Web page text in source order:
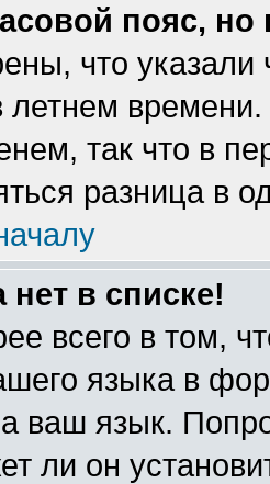
пояс,
что указали
летнем
так что в
разница в
в списке!
всего в том,
языка в
ваш язык.
ли он